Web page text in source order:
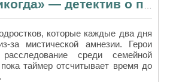
которые каждые два дня
за мистической амнезии. Герои
среди семейной
таймер отсчитывает время до